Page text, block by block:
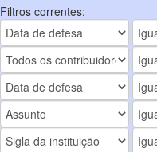
Filtros correntes: